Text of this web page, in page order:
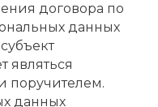
договора по
данных
являться
поручителем.
данных